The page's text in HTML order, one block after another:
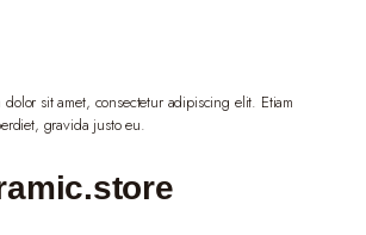
dolor sit amet, consectetur adipiscing elit. Etiam
gravida justo eu.